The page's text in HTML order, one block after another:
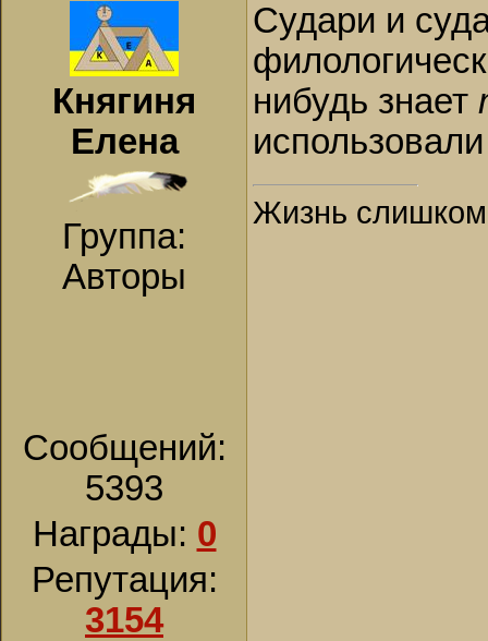
Княгиня
Елена
Группа:
Авторы
Сообщений:
5393
Награды: 0
Репутация:
3154
Судари и
нибудь знает
Жизнь слишком